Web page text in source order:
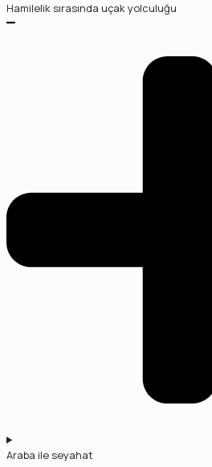
Hamilelik sırasında uçak yolculuğu
Araba ile seyahat